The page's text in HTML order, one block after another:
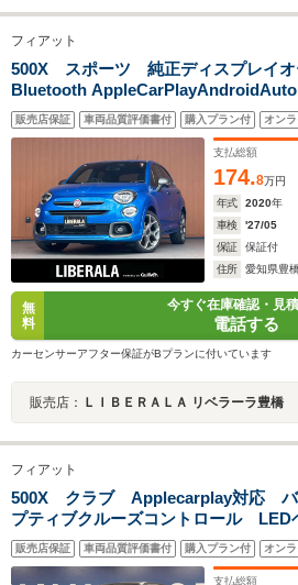
フィアット
500X スポーツ 純正ディスプレイオ
Bluetooth AppleCarPlayAndroidAuto
ライブレコーダー パーキングセンサー
シート パワーシート シートヒーター
オートライト ETC
販売店保証 車両品質評価書付 購入プラン付 オン
支払総額
174.8万円
年式
2020年
車検
'27/05
保証
保証付
住所
愛知県豊
無
料
今すぐ在庫確認・見
電話する
カーセンサーアフター保証がBプランに付いています
販売店： ＬＩＢＥＲＡＬＡ リベラーラ豊橋
フィアット
500X クラブ Applecarplay対応
プティブクルーズコントロール
突回避被害軽減ブレーキ スマートキ
アルミ Bluetooth ETC 禁煙車
販売店保証 車両品質評価書付 購入プラン付 オン
支払総額